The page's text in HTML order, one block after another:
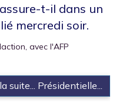
t-il dans un
mercredi soir.
avec l'AFP
suite... Présidentielle...